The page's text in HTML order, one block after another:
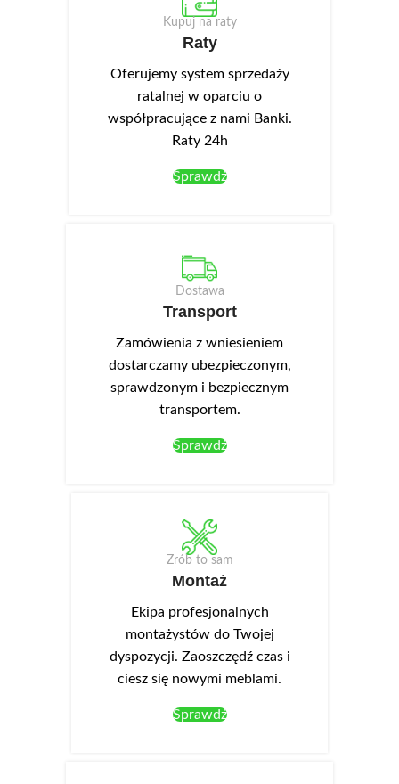
Kupuj na raty
Raty
Oferujemy system sprzedaży
ratalnej w oparciu o
współpracujące z nami Banki.
Raty 24h
Sprawdź
Dostawa
Transport
Zamówienia z wniesieniem
dostarczamy ubezpieczonym,
sprawdzonym i bezpiecznym
transportem.
Sprawdź
Zrób to sam
Montaż
Ekipa profesjonalnych
montażystów do Twojej
dyspozycji. Zaoszczędź czas i
ciesz się nowymi meblami.
Sprawdź